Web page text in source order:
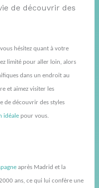
de découvrir des
hésitez quant à votre
limité pour aller loin, alors
dans un endroit au
et aimez visiter les
de découvrir des styles
idéalepour vous.
après Madrid et la
ans, ce qui lui confère une